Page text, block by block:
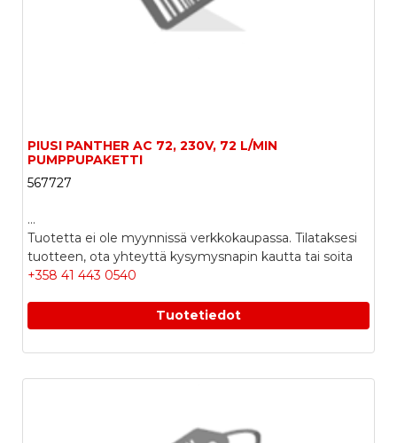
PIUSI PANTHER AC 72, 230V, 72 L/MIN
PUMPPUPAKETTI
567727
...
Tuotetta ei ole myynnissä verkkokaupassa. Tilataksesi
tuotteen, ota yhteyttä kysymysnapin kautta tai soita
+358 41 443 0540
Tuotetiedot